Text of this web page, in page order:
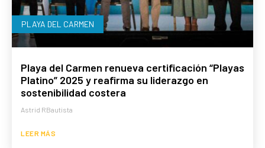
PLAYA DEL CARMEN
Playa del Carmen renueva certificación “Playas
Platino” 2025 y reafirma su liderazgo en
sostenibilidad costera
Astrid RBautista
LEER MÁS